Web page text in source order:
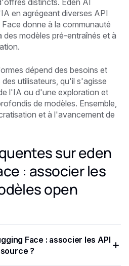
en agrégeant diverses API
donne à la communauté
modèles pré-entraînés et à
dépend des besoins et
utilisateurs, qu'il s'agisse
l'IA ou d'une exploration et
de modèles. Ensemble,
et à l'avancement de
sur eden
: associer les
open
Face : associer les API
?